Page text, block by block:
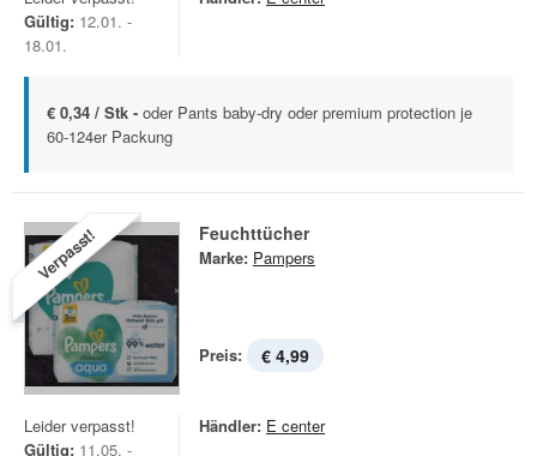
Gültig: 12.01. -
18.01.
€ 0,34 / Stk - oder Pants baby-dry oder premium protection je
60-124er Packung
Verpasst! Feuchttücher
Marke: Pampers
Preis: € 4,99
Leider verpasst!
Gültig: 11.05. -
Händler: E center